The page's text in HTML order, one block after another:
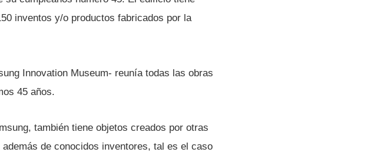
inventos y/o productos fabricados por la
Innovation Museum- reuní­a todas las obras
45 años.
también tiene objetos creados por otras
de conocidos inventores, tal es el caso